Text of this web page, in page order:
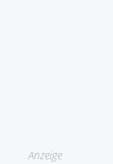
Anzeige